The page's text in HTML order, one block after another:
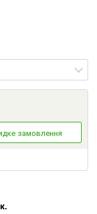
замовлення